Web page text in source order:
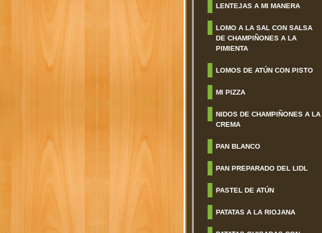
LENTEJAS A MI MANERA
LOMO A LA SAL CON SALSA
DE CHAMPIÑONES A LA
PIMIENTA
LOMOS DE ATÚN CON PISTO
MI PIZZA
NIDOS DE CHAMPIÑONES A LA
CREMA
PAN BLANCO
PAN PREPARADO DEL LIDL
PASTEL DE ATÚN
PATATAS A LA RIOJANA